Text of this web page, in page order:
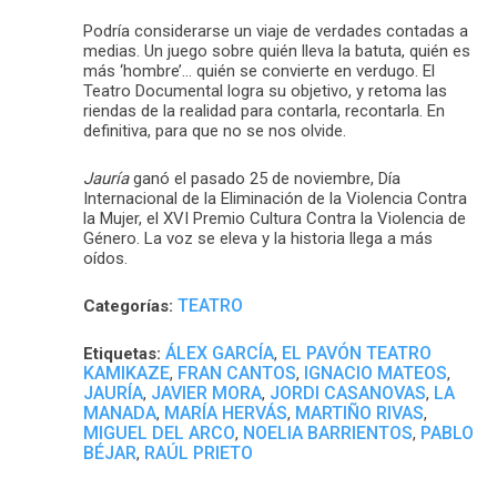
Podría considerarse un viaje de verdades contadas a
medias. Un juego sobre quién lleva la batuta, quién es
más ‘hombre’… quién se convierte en verdugo. El
Teatro Documental logra su objetivo, y retoma las
riendas de la realidad para contarla, recontarla. En
definitiva, para que no se nos olvide.
Jauríaganó el pasado 25 de noviembre, Día
Internacional de la Eliminación de la Violencia Contra
la Mujer, el XVI Premio Cultura Contra la Violencia de
Género. La voz se eleva y la historia llega a más
oídos.
Categorías: TEATRO
Etiquetas: ÁLEX GARCÍA, EL PAVÓN TEATRO
KAMIKAZE, FRAN CANTOS, IGNACIO MATEOS,
JAURÍA, JAVIER MORA, JORDI CASANOVAS, LA
MANADA, MARÍA HERVÁS, MARTIÑO RIVAS,
MIGUEL DEL ARCO, NOELIA BARRIENTOS, PABLO
BÉJAR, RAÚL PRIETO